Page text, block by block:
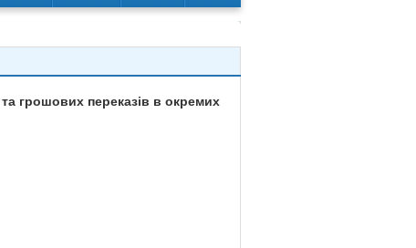
грошових переказів в окремих